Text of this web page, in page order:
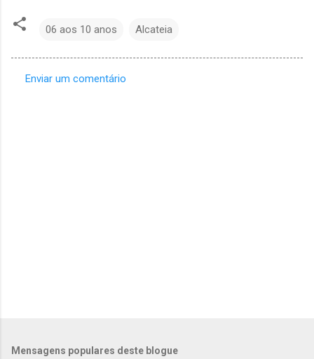
06 aos 10 anos Alcateia
Enviar um comentário
Mensagens populares deste blogue